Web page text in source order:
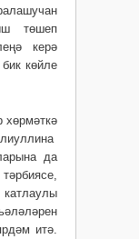
төшеп
керә
көйле
хөрмәткә
да
итә.